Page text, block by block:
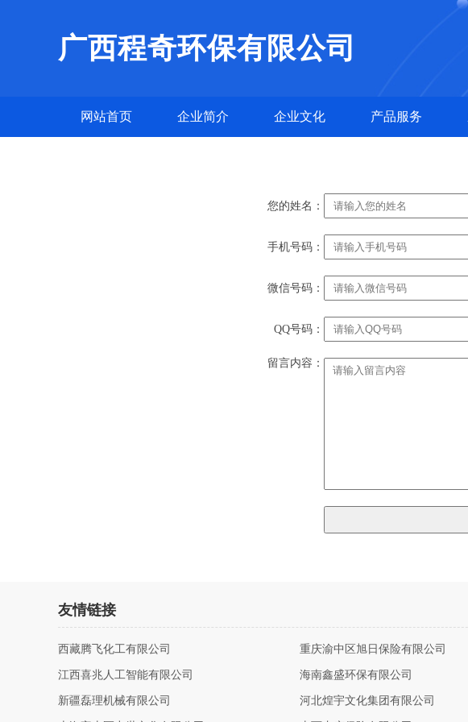
广西程奇环保有限公司
网站首页 企业简介 企业文化 产品服务
您的姓名：
手机号码：
微信号码：
QQ号码：
留言内容：
友情链接
西藏腾飞化工有限公司 重庆渝中区旭日保险有限公司
江西喜兆人工智能有限公司 海南鑫盛环保有限公司
新疆磊理机械有限公司 河北煌宇文化集团有限公司